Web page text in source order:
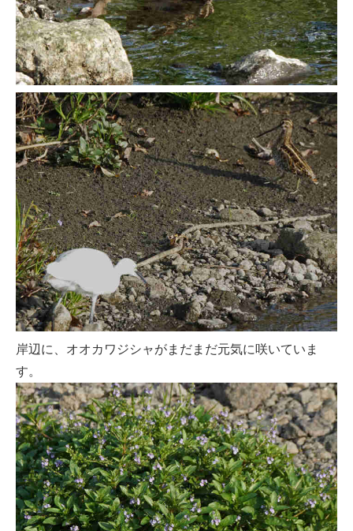
岸辺に、オオカワジシャがまだまだ元気に咲いていま
す。